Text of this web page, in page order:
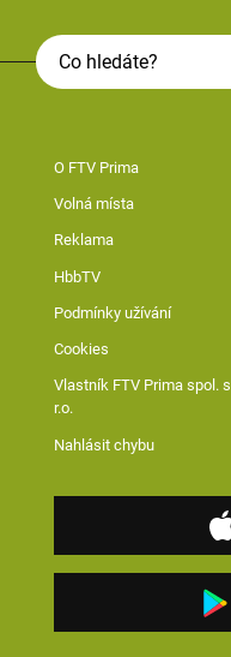
O FTV Prima
Volná místa
Reklama
HbbTV
Podmínky užívání
Cookies
Vlastník FTV Prima spol. s
r.o.
Nahlásit chybu